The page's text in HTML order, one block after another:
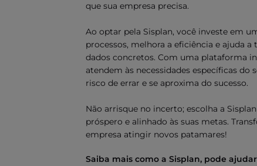
que sua empresa precisa.
Ao optar pela Sisplan, você investe em
processos, melhora a eficiência e ajuda
dados concretos. Com uma plataforma
atendem às necessidades específicas do
risco de errar e se aproxima do sucesso.
Não arrisque no incerto; escolha a
próspero e alinhado às suas metas.
empresa atingir novos patamares!
Saiba mais como a Sisplan, pode